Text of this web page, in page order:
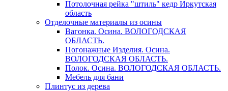
Потолочная рейка "штиль" кедр Иркутская
область
Отделочные материалы из осины
Вагонка. Осина. ВОЛОГОДСКАЯ
ОБЛАСТЬ.
Погонажные Изделия. Осина.
ВОЛОГОДСКАЯ ОБЛАСТЬ.
Полок. Осина. ВОЛОГОДСКАЯ ОБЛАСТЬ.
Мебель для бани
Плинтус из дерева